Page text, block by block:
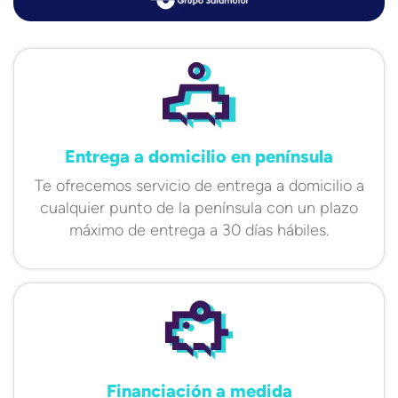
Entrega a domicilio en península
Te ofrecemos servicio de entrega a domicilio a
cualquier punto de la península con un plazo
máximo de entrega a 30 días hábiles.
Financiación a medida